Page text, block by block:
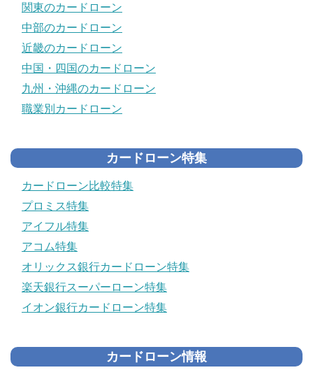
関東のカードローン
中部のカードローン
近畿のカードローン
中国・四国のカードローン
九州・沖縄のカードローン
職業別カードローン
カードローン特集
カードローン比較特集
プロミス特集
アイフル特集
アコム特集
オリックス銀行カードローン特集
楽天銀行スーパーローン特集
イオン銀行カードローン特集
カードローン情報